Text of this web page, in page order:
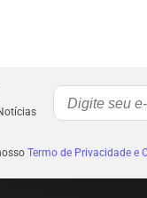
Termo de Privacidade e